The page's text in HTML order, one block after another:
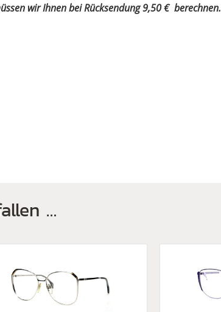
wir Ihnen bei Rücksendung 9,50 € berechnen.
…